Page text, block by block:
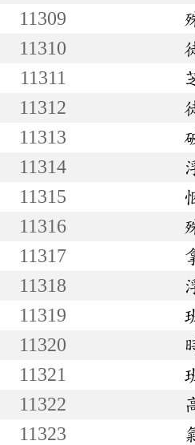
11309
11310
11311
11312
11313
11314
11315
11316
11317
11318
11319
11320
11321
11322
11323